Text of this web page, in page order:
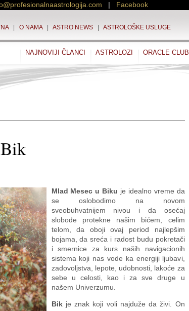
| Facebook
| O NAMA| ASTRO NEWS| ASTROLOŠKE USLUGE
ORACLE CLUB
ASTROLOZI
NAJNOVIJI ČLANCI
Mlad Mesec u Biku je idealno vreme da
se oslobodimo na novom
sveobuhvatnijem nivou i da osećaj
slobode protekne našim bićem, celim
telom, da oboji ovaj period najlepšim
bojama, da sreća i radost budu pokretači
i smernice za kurs naših navigacionih
sistema koji nas vode ka energiji ljubavi,
zadovoljstva, lepote, udobnosti, lakoće za
sebe u celosti, kao i za sve druge u
našem Univerzumu.
Bikje znak koji voli najduže da živi. On